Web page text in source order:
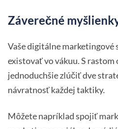
Záverečné
Vaše digitálne marketingové
existovať vo vákuu. S rastom
jednoduchšie zlúčiť dve
návratnosť každej taktiky.
Môžete napríklad spojiť